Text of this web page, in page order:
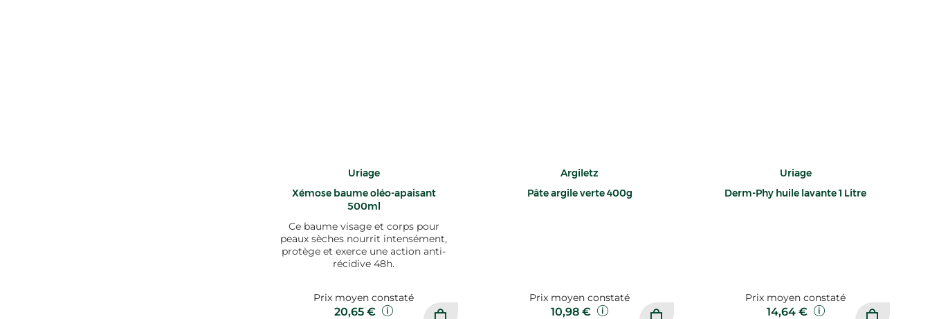
Uriage
Xémose baume oléo-apaisant
500ml
Ce baume visage et corps pour
peaux sèches nourrit intensément,
protège et exerce une action anti-
récidive 48h.
Prix moyen constaté
20,65 €
Argiletz
Pâte argile verte 400g
Prix moyen constaté
10,98 €
Uriage
Derm-Phy huile lavante 1 Litre
Prix moyen constaté
14,64 €